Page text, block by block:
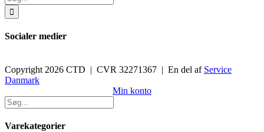
efter:
Socialer medier
Copyright 2026 CTD | CVR 32271367 | En del af Service
Danmark
Sliding
Bar
Area
Min konto
Varekategorier